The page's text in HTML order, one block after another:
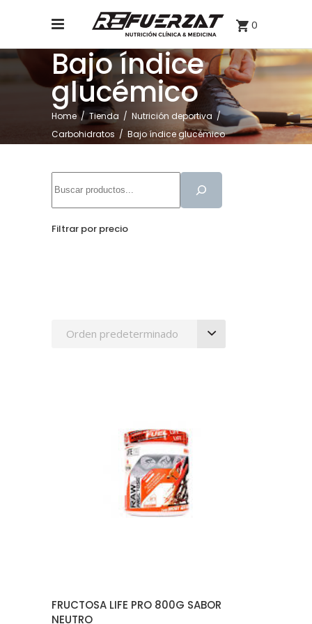
0
Bajo índice
glucémico
Home/Tienda / Nutrición deportiva /
Carbohidratos / Bajo índice glucémico
Orden predeterminado
AÑADIR AL CARRITO
FRUCTOSA LIFE PRO 800G SABOR
NEUTRO
Filtrar por precio